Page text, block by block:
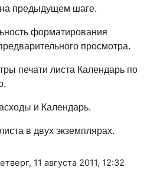
предыдущем шаге.
форматирования
просмотра.
печати листа Календарь по
и Календарь.
в двух экземплярах.
11 августа 2011, 12:32